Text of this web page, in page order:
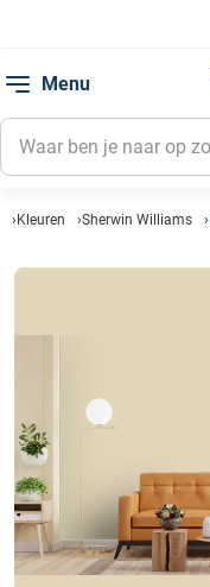
Menu
Kleuren Sherwin Williams